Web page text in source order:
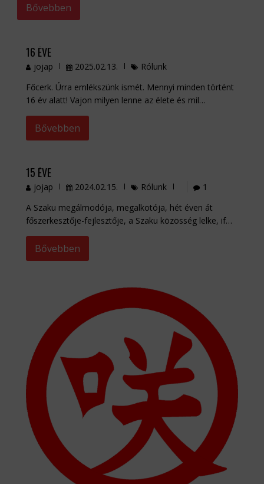
Bővebben
16 ÉVE
jojap 2025.02.13.
Rólunk
Főcerk. Úrra emlékszünk ismét. Mennyi minden történt
16 év alatt! Vajon milyen lenne az élete és mil…
Bővebben
15 ÉVE
jojap 2024.02.15. Rólunk
1
A Szaku megálmodója, megalkotója, hét éven át
főszerkesztője-fejlesztője, a Szaku közösség lelke, if…
Bővebben